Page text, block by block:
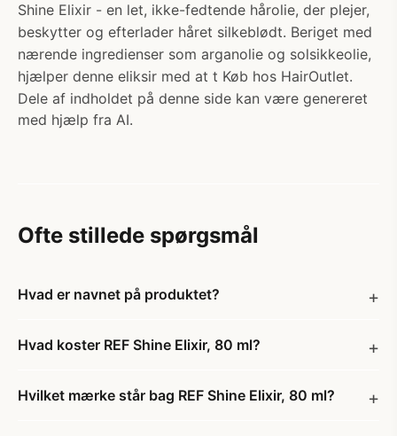
Shine Elixir - en let, ikke-fedtende hårolie, der plejer,
beskytter og efterlader håret silkeblødt. Beriget med
nærende ingredienser som arganolie og solsikkeolie,
hjælper denne eliksir med at t Køb hos HairOutlet.
Dele af indholdet på denne side kan være genereret
med hjælp fra AI.
Ofte stillede spørgsmål
Hvad er navnet på produktet?
Hvad koster REF Shine Elixir, 80 ml?
Hvilket mærke står bag REF Shine Elixir, 80 ml?